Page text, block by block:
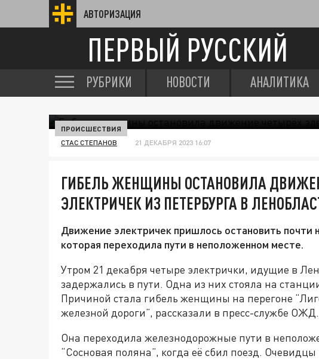
АВТОРИЗАЦИЯ
ПЕРВЫЙ РУССКИЙ
РУБРИКИ НОВОСТИ АНАЛИТИКА
ПРОИСШЕСТВИЯ
СТАС СТЕПАНОВ 21 ДЕКАБРЯ 2023 16:07
ГИБЕЛЬ ЖЕНЩИНЫ ОСТАНОВИЛА
ЭЛЕКТРИЧЕК ИЗ ПЕТЕРБУРГА В
Движение электричек пришлось остановить почти
которая переходила пути в неположенном месте.
Утром 21 декабря четыре электрички, идущие в
задержались в пути. Одна из них стояла на
Причиной стала гибель женщины на перегоне
железной дороги”, рассказали в пресс-службе ОЖД.
Она переходила железнодорожные пути в
“Сосновая поляна”, когда её сбил поезд.